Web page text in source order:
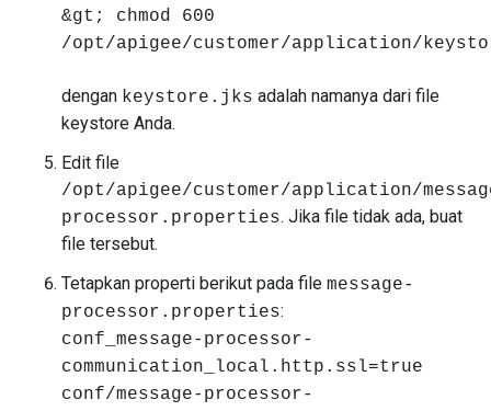
&gt; chmod 600
/opt/apigee/customer/application/
dengan keystore.jks adalah namanya dari file
keystore Anda.
Edit file
/opt/apigee/customer/application/
processor.properties. Jika file tidak ada, buat
file tersebut.
Tetapkan properti berikut pada file message-
processor.properties:
conf_message-processor-
communication_local.http.ssl=true
conf/message-processor-